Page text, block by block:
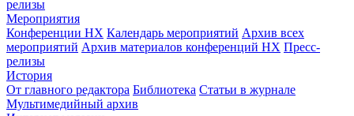
релизы
Мероприятия
Конференции НХ Календарь мероприятий Архив всех
мероприятий Архив материалов конференций НХ Пресс-
релизы
История
От главного редактора Библиотека Статьи в журнале
Мультимедийный архив